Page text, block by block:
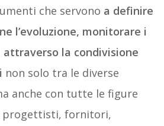
che servono a definire
l’evoluzione, monitorare i
attraverso la condivisione
non solo tra le diverse
anche con tutte le figure
progettisti, fornitori,